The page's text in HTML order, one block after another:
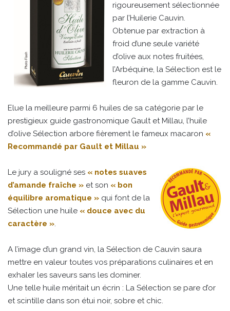
rigoureusement sélectionnée
par l’Huilerie Cauvin.
Obtenue par extraction à
froid d’une seule variété
d’olive aux notes fruitées,
l’Arbéquine, la Sélection est le
fleuron de la gamme Cauvin.
Elue la meilleure parmi 6 huiles de sa catégorie par le
prestigieux guide gastronomique Gault et Millau, l’huile
d’olive Sélection arbore fièrement le fameux macaron «
Recommandé par Gault et Millau »
Le jury a souligné ses « notes suaves
d’amande fraîche » et son « bon
équilibre aromatique » qui font de la
Sélection une huile « douce avec du
caractère ».
A l’image d’un grand vin, la Sélection de Cauvin saura
mettre en valeur toutes vos préparations culinaires et en
exhaler les saveurs sans les dominer.
Une telle huile méritait un écrin : La Sélection se pare d’or
et scintille dans son étui noir, sobre et chic.